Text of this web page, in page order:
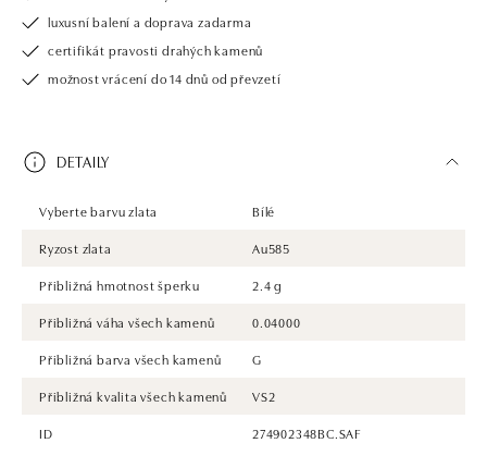
luxusní balení a doprava zadarma
certifikát pravosti drahých kamenů
možnost vrácení do 14 dnů od převzetí
DETAILY
Vyberte barvu zlata
Bílé
Ryzost zlata
Au585
Přibližná hmotnost šperku
2.4 g
Přibližná váha všech kamenů
0.04000
Přibližná barva všech kamenů
G
Přibližná kvalita všech kamenů
VS2
ID
274902348BC.SAF